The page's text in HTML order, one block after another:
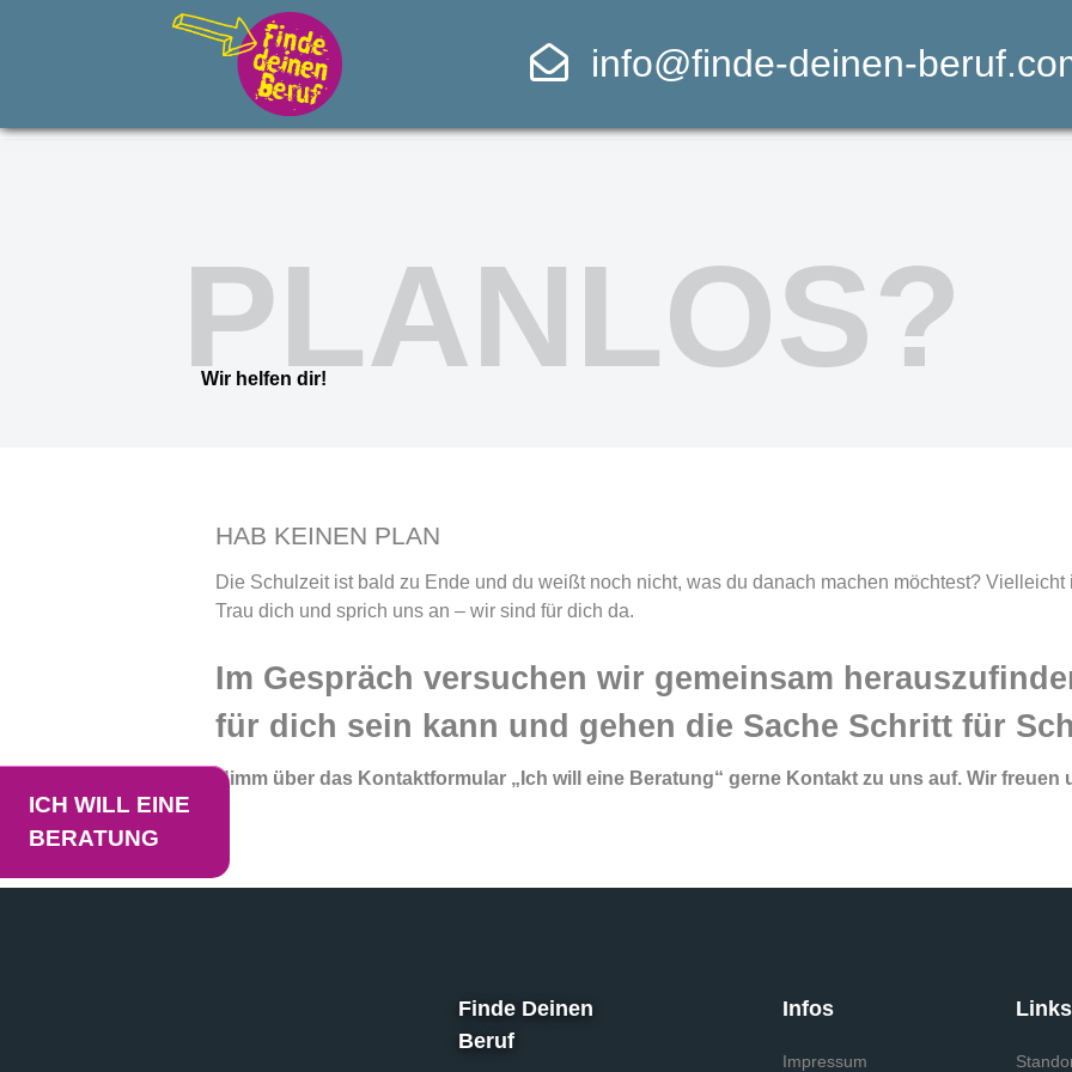
ICH WILL EINE
BERATUNG
info@finde-deinen-
Wir helfen dir!
PLANLOS?
HAB KEINEN PLAN
Die Schulzeit ist bald zu Ende und du weißt noch nicht, was du danach machen möchtest?
Trau dich und sprich uns an – wir sind für dich da.
Im Gespräch versuchen wir gemeinsam
für dich sein kann und gehen die Sache Schritt für
Nimm über das Kontaktformular „Ich will eine Beratung“ gerne Kontakt zu uns auf. Wir
Finde Deinen
Beruf
Infos
Impressum
Links